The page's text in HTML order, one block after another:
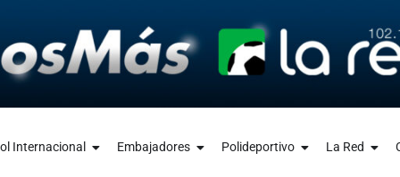
Internacional Embajadores Polideportivo La Red